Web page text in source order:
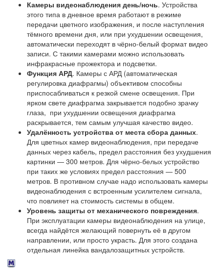
Камеры видеонаблюдения день/ночь. Устройства
этого типа в дневное время работают в режиме
передачи цветного изображения, и после наступления
тёмного времени дня, или при ухудшении освещения,
автоматически переходят в чёрно-белый формат видео
записи. С такими камерами можно использовать
инфракрасные прожектора и подсветки.
Функция АРД. Камеры с АРД (автоматическая
регулировка диафрагмы) объективом способны
приспосабливаться к резкой смене освещения. При
ярком свете диафрагма закрывается подобно зрачку
глаза, при ухудшении освещения диафрагма
раскрывается, тем самым улучшая качество видео.
Удалённость устройства от места сбора данных.
Для цветных камер видеонаблюдения, при передаче
данных через кабель, предел расстояния без ухудшения
картинки — 300 метров. Для чёрно-белых устройство
при таких же условиях предел расстояния — 500
метров. В противном случае надо использовать камеры
видеонаблюдения с встроенным усилителем сигнала,
что повлияет на стоимость системы в общем.
Уровень защиты от механического повреждения.
При эксплуатации камеры видеонаблюдения на улице,
всегда найдётся желающий повернуть её в другом
направлении, или просто украсть. Для этого создана
отдельная линейка вандалозащитных устройств.